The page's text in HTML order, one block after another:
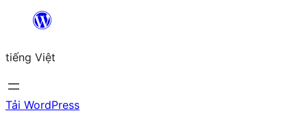
Chuyển
phần
nội
dung
tiếng Việt
Tải WordPress